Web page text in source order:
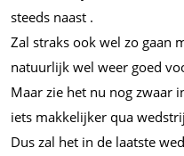
steeds naast .
Zal straks ook wel zo gaan
natuurlijk wel weer goed
Maar zie het nu nog zwaar
iets makkelijker qua
Dus zal het in de laatste